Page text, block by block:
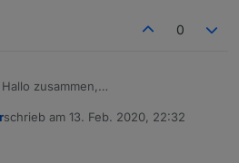
0
Hallo zusammen,
iobroker nichts mehr reagiert hat bin
Log des IOT sagt:
schrieb am 13. Feb. 2020, 22:32
zuletzt editiert von